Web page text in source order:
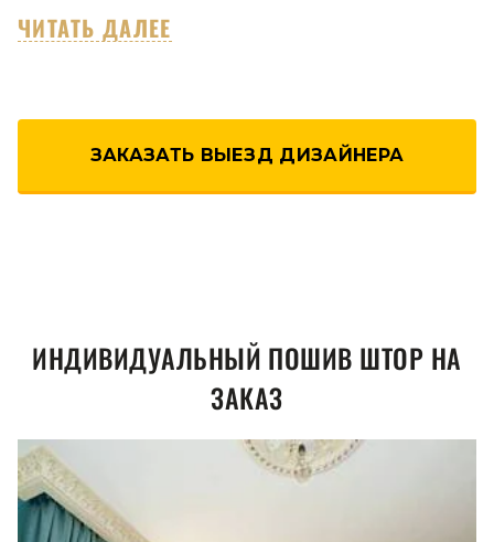
ЧИТАТЬ ДАЛЕЕ
ЗАКАЗАТЬ ВЫЕЗД ДИЗАЙНЕРА
ИНДИВИДУАЛЬНЫЙ ПОШИВ ШТОР НА
ЗАКАЗ